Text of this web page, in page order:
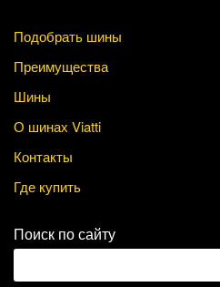
Подобрать шины
Преимущества
Шины
О шинах Viatti
Контакты
Где купить
Поиск по сайту